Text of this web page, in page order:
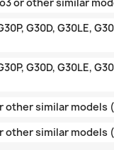
G30D, G30LE,
G30D, G30LE,
other similar models
other similar models